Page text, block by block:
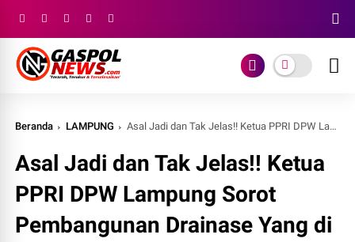
Beranda LAMPUNG Asal Jadi dan Tak Jelas!! Ketua PPRI DPW Lampung Sorot Pembangunan Drainase Yang di Duga di Kerjakan Oleh Proyek Siluman
Asal Jadi dan Tak Jelas!! Ketua
PPRI DPW Lampung Sorot
Pembangunan Drainase Yang di